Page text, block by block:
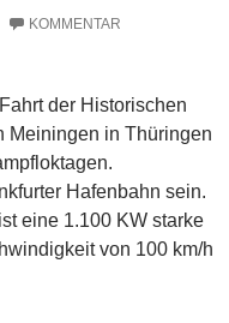
KOMMENTAR
der Historischen
Meiningen in Thüringen
Hafenbahn sein.
eine 1.100 KW starke
von 100 km/h